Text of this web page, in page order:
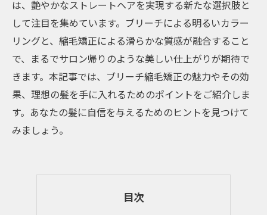
は、艶やかなストレートヘアを実現する新たな選択肢と
して注目を集めています。ブリーチによる明るいカラー
リングと、縮毛矯正による滑らかな質感が融合すること
で、まるでサロン帰りのような美しい仕上がりが期待で
きます。本記事では、ブリーチ縮毛矯正の魅力やその効
果、理想の髪を手に入れるためのポイントをご紹介しま
す。あなたの髪に自信を与えるためのヒントを見つけて
みましょう。
目次